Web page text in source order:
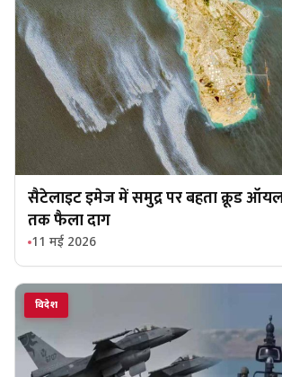
सैटेलाइट इमेज में समुद्र पर बहता क्रूड
तक फैला दाग
11 मई 2026
विदेश